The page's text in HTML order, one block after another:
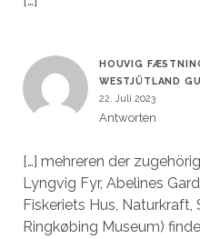
HOUVIG
WESTJÜTLAND
22. Juli 2023
Antworten
[…] mehreren der
Lyngvig Fyr, Abelines
Fiskeriets Hus,
Ringkøbing Museum)